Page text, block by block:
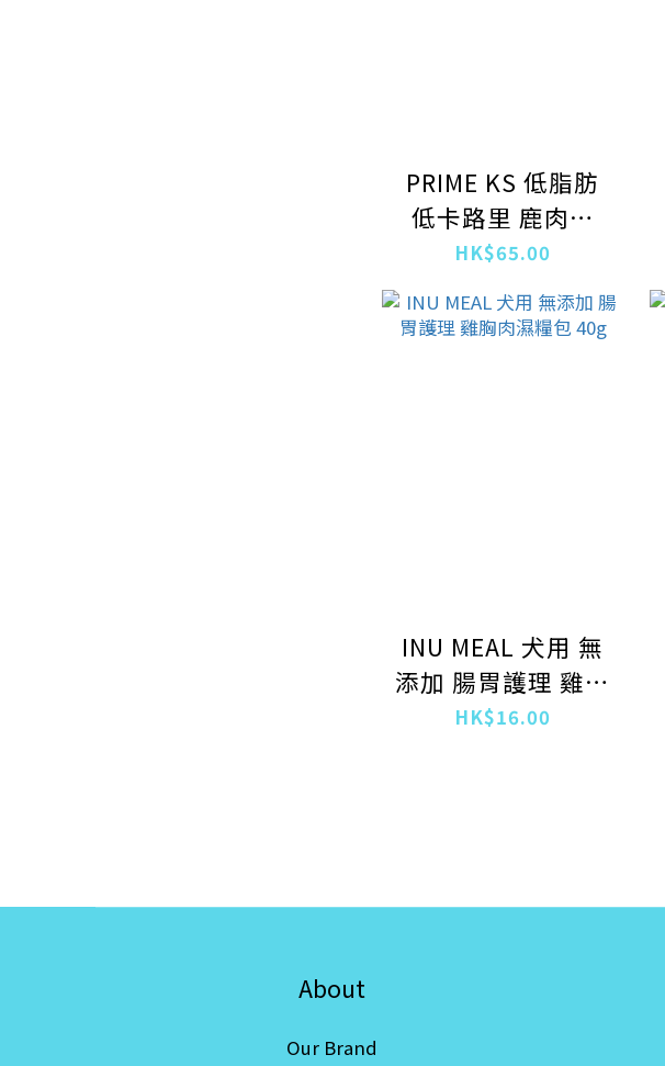
PRIME KS 低脂肪
低卡路里 鹿肉條
90G (1715)
HK$65.00
INU MEAL 犬用 無
添加 腸胃護理 雞胸
肉濕糧包 40g
HK$16.00
About
Our Brand